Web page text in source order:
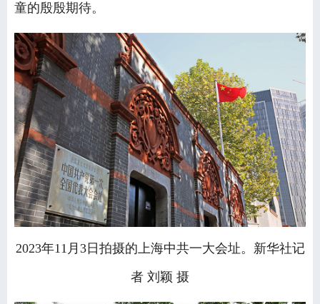
童的殷殷期待。
2023年11月3日拍摄的上海中共一大会址。新华社记
者 刘颖 摄